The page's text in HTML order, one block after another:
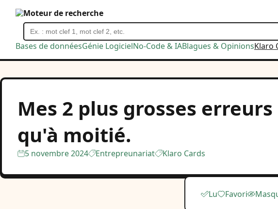
Bases de donnéesGénie LogicielNo-Code & IABlagues & OpinionsKlaro
Moteur de recherche
Mes 2 plus grosses
qu'à moitié.
5 novembre 2024 Entrepreunariat Klaro Cards
Lu Favori